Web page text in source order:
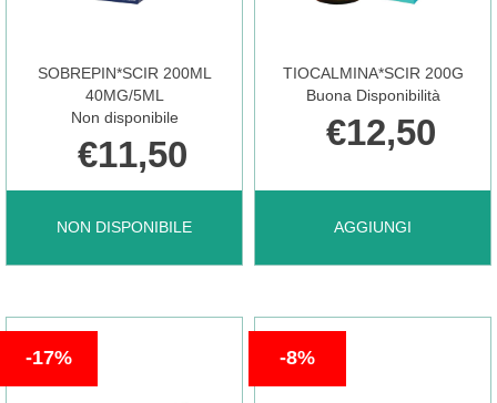
SOBREPIN*SCIR 200ML
40MG/5ML
Non disponibile
€11,50
NON DISPONIBILE
SOBREPIN*SCIR
TIOCALMINA*SCIR 200G
Buona Disponibilità
€12,50
AGGIUNGI
AGGIUNGI
17% 8%